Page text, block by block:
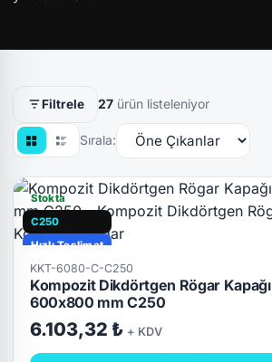
Filtrele 27 ürün listeleniyor
Sırala:
Stokta
C250
Hızlı Teslimat
KKT-6080-C-C250
Kompozit Dikdörtgen Rögar Kapağı
600x800 mm C250
6.103,32 ₺ + KDV